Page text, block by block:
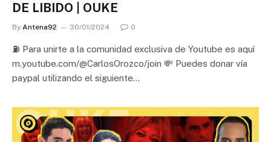
DE LIBIDO | OUKE
By Antena92 30/01/2024 0
⛽ Para unirte a la comunidad exclusiva de Youtube es aquí
m.youtube.com/@CarlosOrozco/join 💸 Puedes donar vía
paypal utilizando el siguiente…